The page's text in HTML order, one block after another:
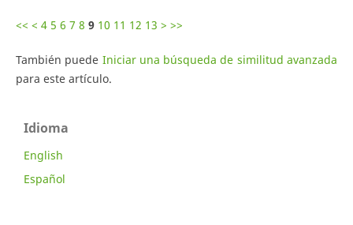
<< < 4 5 6 7 8 9 10 11 12 13 > >>
También puede Iniciar una búsqueda de similitud avanzada
para este artículo.
Idioma
English
Español